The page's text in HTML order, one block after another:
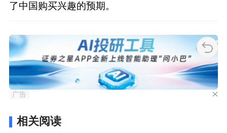
了中国购买兴趣的预期。
广告
相关阅读